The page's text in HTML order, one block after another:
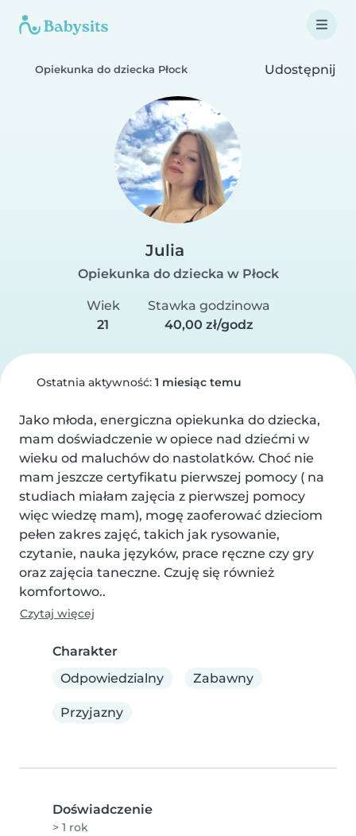
Opiekunka do dziecka Płock Udostępnij
Julia
Opiekunka do dziecka w Płock
Wiek
21
Stawka godzinowa
40,00 zł/godz
Ostatnia aktywność: 1 miesiąc temu
Jako młoda, energiczna opiekunka do dziecka,
mam doświadczenie w opiece nad dziećmi w
wieku od maluchów do nastolatków. Choć nie
mam jeszcze certyfikatu pierwszej pomocy ( na
studiach miałam zajęcia z pierwszej pomocy
więc wiedzę mam), mogę zaoferować dzieciom
pełen zakres zajęć, takich jak rysowanie,
czytanie, nauka języków, prace ręczne czy gry
oraz zajęcia taneczne. Czuję się również
komfortowo..
Czytaj więcej
Charakter
Odpowiedzialny
Zabawny
Przyjazny
Doświadczenie
> 1 rok